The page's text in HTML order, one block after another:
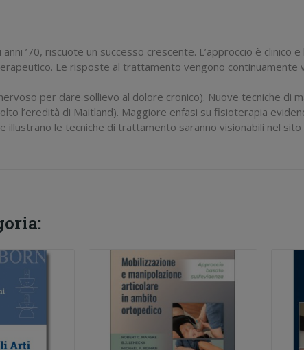
’70, riscuote un successo crescente. L’approccio è
Le risposte al trattamento vengono
per dare sollievo al dolore cronico). Nuove tecniche di
l’eredità di Maitland). Maggiore enfasi su fisioterapia
illustrano le tecniche di trattamento saranno visionabili nel sito